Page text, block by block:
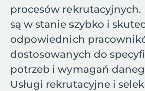
procesów rekrutacyjnych.
są w stanie szybko i
odpowiednich
dostosowanych do
potrzeb i wymagań
Usługi rekrutacyjne i